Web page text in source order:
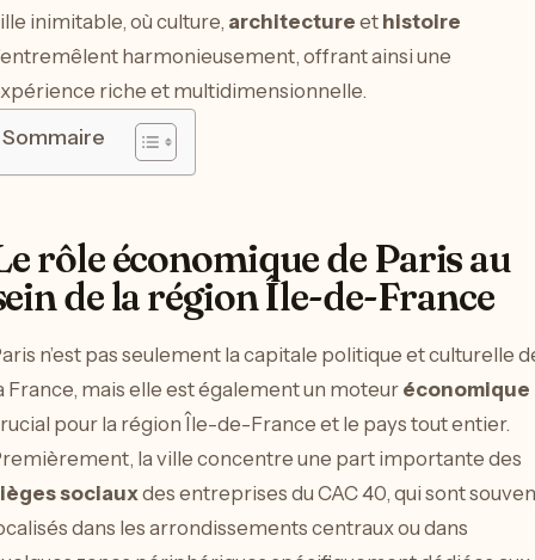
inimitable, où culture, architecture et histoire
harmonieusement, offrant ainsi une
riche et multidimensionnelle.
Sommaire
rôle économique de Paris au
de la région Île-de-France
n’est pas seulement la capitale politique et culturelle
France, mais elle est également un moteur économique
pour la région Île-de-France et le pays tout entier.
la ville concentre une part importante des
sociauxdes entreprises du CAC 40, qui sont
dans les arrondissements centraux ou dans